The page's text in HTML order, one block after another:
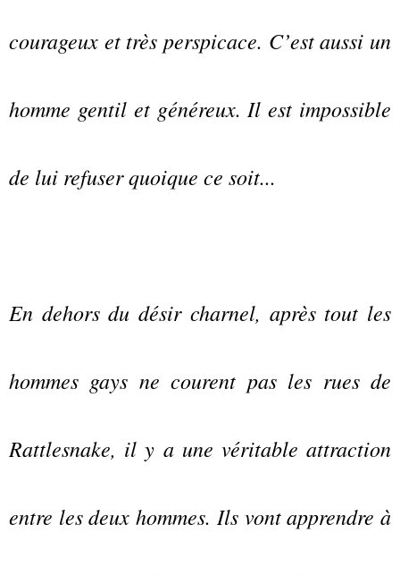
courageux et très perspicace. C’est aussi un
homme gentil et généreux. Il est impossible
de lui refuser quoique ce soit...
En dehors du désir charnel, après tout les
hommes gays ne courent pas les rues de
Rattlesnake, il y a une véritable attraction
entre les deux hommes. Ils vont apprendre à